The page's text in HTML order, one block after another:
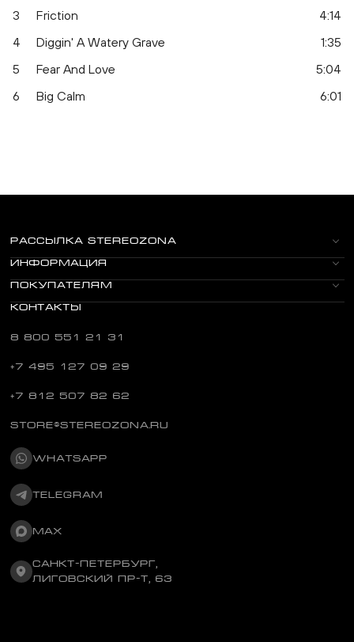
3
Friction
4:14
4
Diggin' A Watery Grave
1:35
5
Fear And Love
5:04
6
Big Calm 6:01
РАССЫЛКА STEREOZONA
ИНФОРМАЦИЯ
ПОКУПАТЕЛЯМ
КОНТАКТЫ
8 800 551 21 31
+7 495 127 09 29
+7 812 507 82 62
STORE@STEREOZONA.RU
WHATSAPP
TELEGRAM
MAX
САНКТ-ПЕТЕРБУРГ,
ЛИГОВСКИЙ ПР-Т, 63